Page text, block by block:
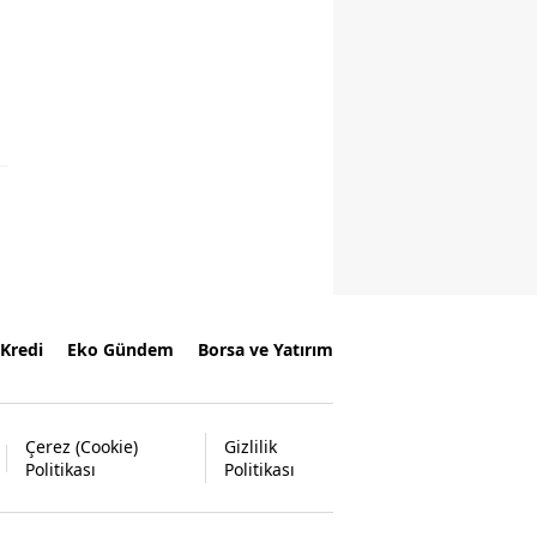
Kredi Eko Gündem Borsa ve Yatırım
Çerez (Cookie)
Politikası
Gizlilik
Politikası